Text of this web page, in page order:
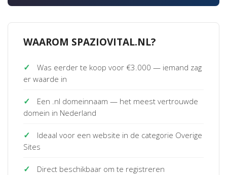
WAAROM SPAZIOVITAL.NL?
✓
Was eerder te koop voor €3.000 — iemand zag
er waarde in
✓
Een .nl domeinnaam — het meest vertrouwde
domein in Nederland
✓
Ideaal voor een website in de categorie Overige
Sites
✓ Direct beschikbaar om te registreren